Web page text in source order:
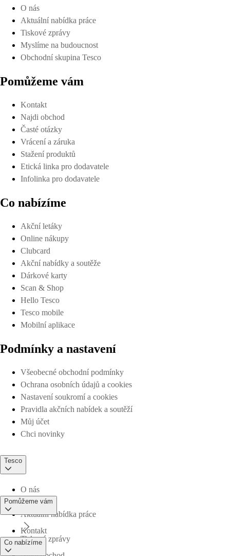
O nás
Aktuální nabídka práce
Tiskové zprávy
Myslíme na budoucnost
Obchodní skupina Tesco
Pomůžeme vám
Kontakt
Najdi obchod
Časté otázky
Vrácení a záruka
Stažení produktů
Etická linka pro dodavatele
Infolinka pro dodavatele
Co nabízíme
Akční letáky
Online nákupy
Clubcard
Akční nabídky a soutěže
Dárkové karty
Scan & Shop
Hello Tesco
Tesco mobile
Mobilní aplikace
Podmínky a nastavení
Všeobecné obchodní podmínky
Ochrana osobních údajů a cookies
Nastavení soukromí a cookies
Pravidla akčních nabídek a soutěží
Můj účet
Chci novinky
Tesco
O nás
Aktuální nabídka práce
Tiskové zprávy
Pomůžeme vám
Kontakt
Co nabízíme